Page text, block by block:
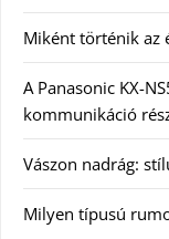
Miként történik az
A Panasonic KX-
kommunikáció
Vászon nadrág:
Milyen típusú